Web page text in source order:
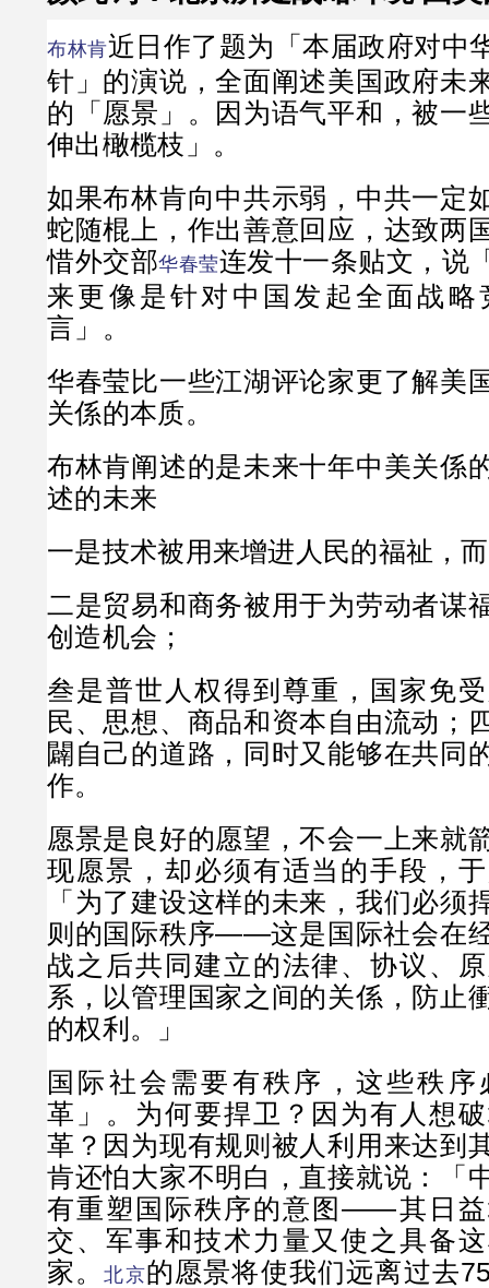
布林肯近日作了题为「本届政府对中
针」的演说，全面阐述美国政府未
的「愿景」。因为语气平和，被一
伸出橄榄枝」。
如果布林肯向中共示弱，中共一定
蛇随棍上，作出善意回应，达致两
惜外交部华春莹连发十一条贴文，说
来更像是针对中国发起全面战略
言」。
华春莹比一些江湖评论家更了解美
关係的本质。
布林肯阐述的是未来十年中美关係
述的未来
一是技术被用来增进人民的福祉，
二是贸易和商务被用于为劳动者谋
创造机会；
叁是普世人权得到尊重，国家免
民、思想、商品和资本自由流动；
闢自己的道路，同时又能够在共同
作。
愿景是良好的愿望，不会一上来就
现愿景，却必须有适当的手段，
「为了建设这样的未来，我们必须
则的国际秩序——这是国际社会在
战之后共同建立的法律、协议、
系，以管理国家之间的关係，防止
的权利。」
国际社会需要有秩序，这些秩序
革」。为何要捍卫？因为有人想
革？因为现有规则被人利用来达到
肯还怕大家不明白，直接就说：「
有重塑国际秩序的意图——其日益
交、军事和技术力量又使之具备
家。北京的愿景将使我们远离过去